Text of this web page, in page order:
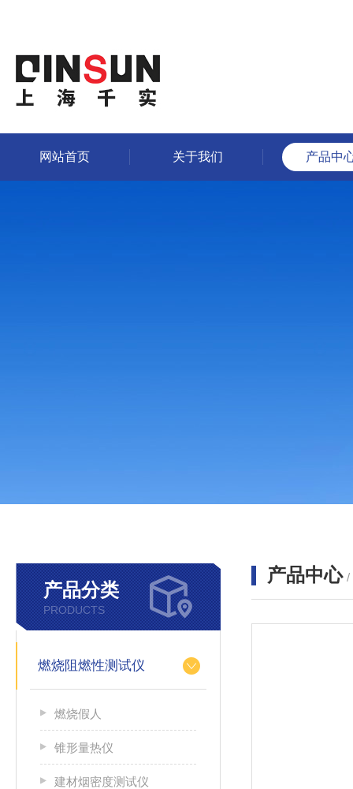
网站首页 关于我们 产品中
产品分类
PRODUCTS
燃烧阻燃性测试仪
燃烧假人
锥形量热仪
建材烟密度测试仪
产品中心 /